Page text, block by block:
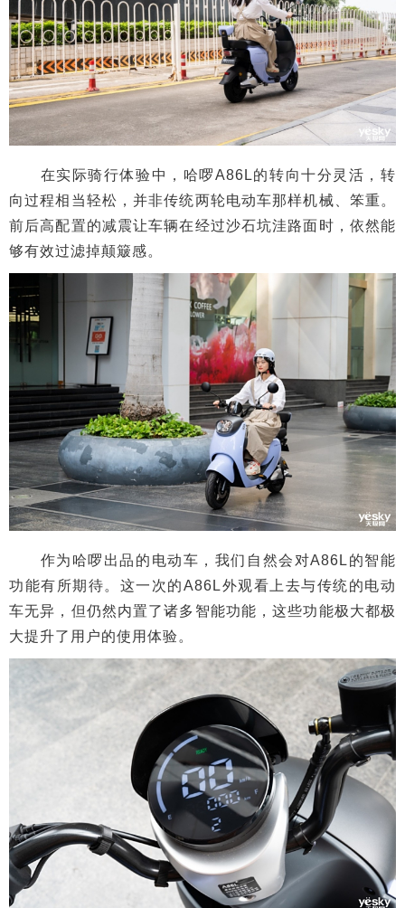
在实际骑行体验中，哈啰A86L的转向十分灵活，转
向过程相当轻松，并非传统两轮电动车那样机械、笨重。
前后高配置的减震让车辆在经过沙石坑洼路面时，依然能
够有效过滤掉颠簸感。
作为哈啰出品的电动车，我们自然会对A86L的智能
功能有所期待。这一次的A86L外观看上去与传统的电动
车无异，但仍然内置了诸多智能功能，这些功能极大都极
大提升了用户的使用体验。